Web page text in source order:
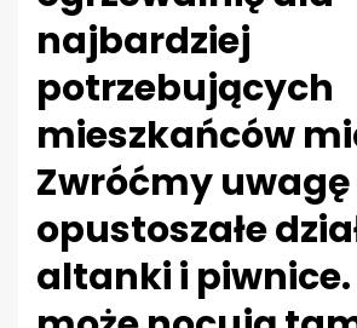
najbardziej
potrzebujących
mieszkańców
Zwróćmy uwagę
opustoszałe
altanki i piwnice.